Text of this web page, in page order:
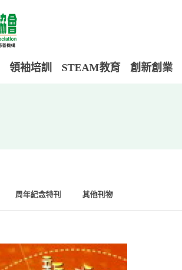
領袖培訓 STEAM教育 創新創業
周年紀念特刊 其他刊物